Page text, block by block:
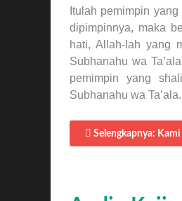
Itulah pemimpin
dipimpinnya, maka
hati, Allah-lah yang
Subhanahu wa
pemimpin yang
Subhanahu wa Ta’ala.
Selengkapnya: